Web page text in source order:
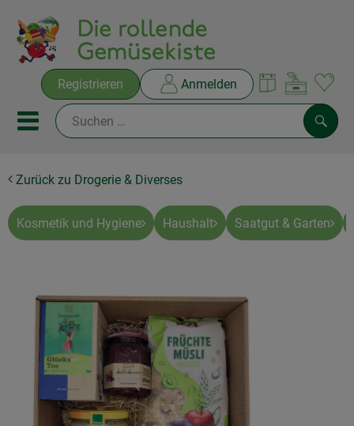
Registrieren Anmelden
Mobiles Menu öffnen oder
Ökokisten
Rezepte
NEUES & ANGEBOTE
Ökokisten
Obst & Gemüse
Frisches
Zurück zu Drogerie & Diverses
Kosmetik und Hygiene Haushalt Saatgut & Garten